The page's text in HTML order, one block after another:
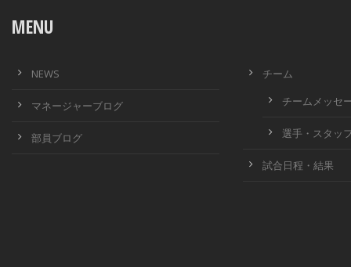
MENU
NEWS
マネージャーブログ
部員ブログ
チーム
チームメッセ
選手・スタッ
試合日程・結果